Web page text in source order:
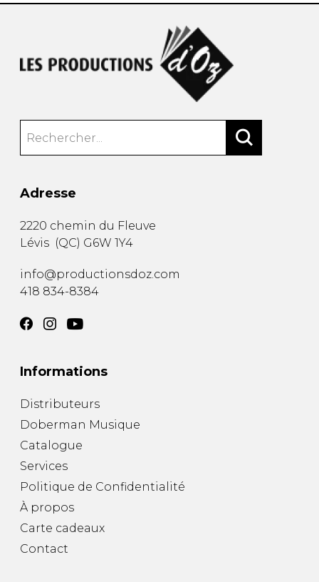
Adresse
2220 chemin du Fleuve
Lévis (QC) G6W 1Y4
info@productionsdoz.com
418 834-8384
Informations
Distributeurs
Doberman Musique
Catalogue
Services
Politique de Confidentialité
À propos
Carte cadeaux
Contact